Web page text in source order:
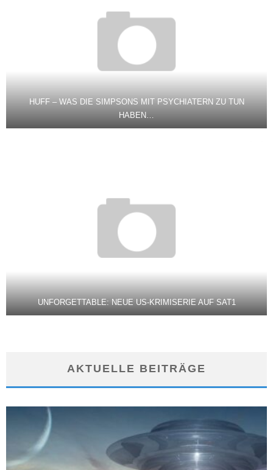
HUFF – WAS DIE SIMPSONS MIT PSYCHIATERN ZU TUN
HABEN…
UNFORGETTABLE: NEUE US-KRIMISERIE AUF SAT1
AKTUELLE BEITRÄGE